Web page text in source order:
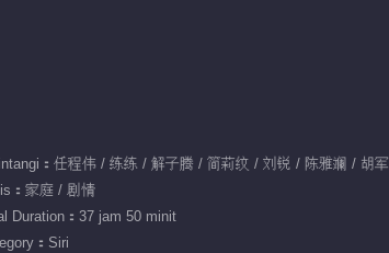
01:31
：任程伟 / 练练 / 解子腾 / 简莉纹 / 刘锐 / 陈雅斓 / 胡军
：家庭 / 剧情
Duration：37 jam 50 minit
：Siri